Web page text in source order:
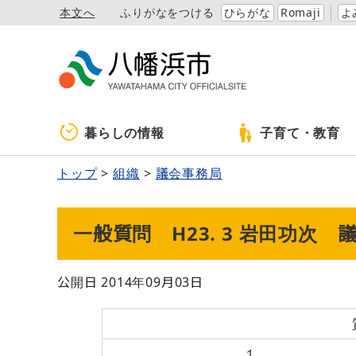
本文へ ふりがなをつける ひらがな Romaji よ
暮らしの情報 子育て・教育
トップ 組織 議会事務局
一般質問 H23. 3 岩田功次
公開日 2014年09月03日